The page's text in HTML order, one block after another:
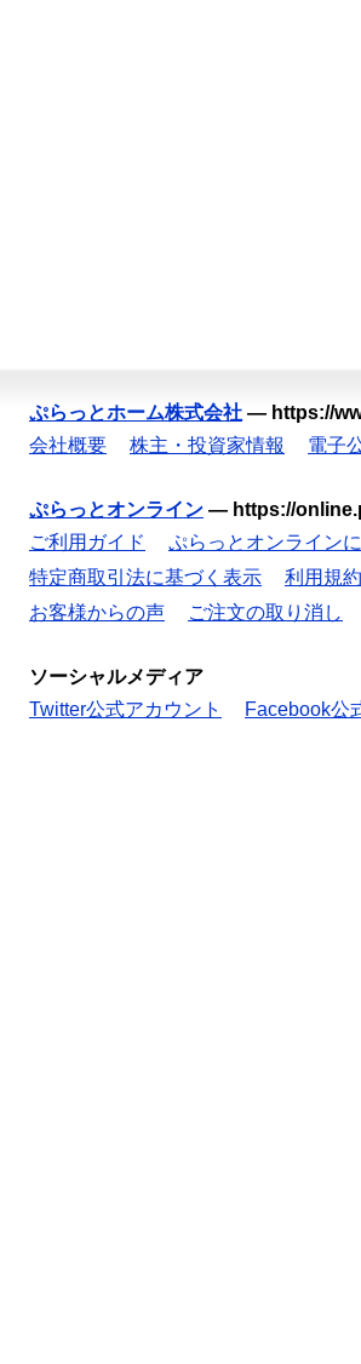
ぷらっとホーム株式会社 — https://
会社概要
株主・投資家情報 電子
ぷらっとオンライン — https://
ご利用ガイド
ぷらっとオンライン
特定商取引法に基づく表示
利用規約
お客様からの声
ご注文の取り消し
ソーシャルメディア
Twitter公式アカウント
Facebook公